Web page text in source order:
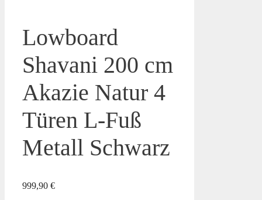
Lowboard
Shavani 200 cm
Akazie Natur 4
Türen L-Fuß
Metall Schwarz
999,90 €